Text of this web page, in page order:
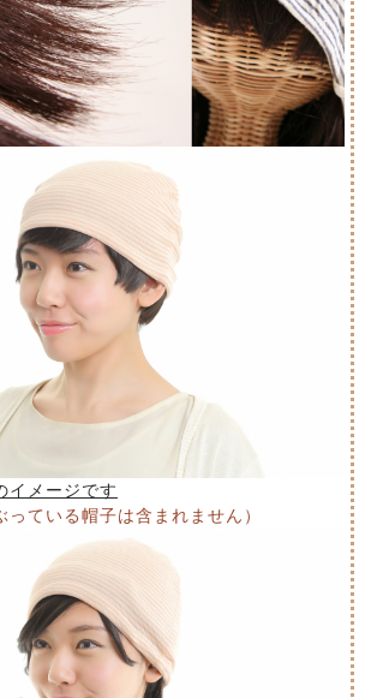
イメージです
っている帽子は含まれません）